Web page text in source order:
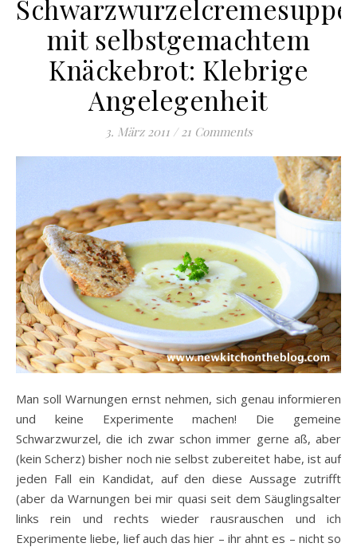
Schwarzwurzelcremesuppe
mit selbstgemachtem
Knäckebrot: Klebrige
Angelegenheit
3. März 2011 / 21 Comments
Man soll Warnungen ernst nehmen, sich genau informieren
und keine Experimente machen! Die gemeine
Schwarzwurzel, die ich zwar schon immer gerne aß, aber
(kein Scherz) bisher noch nie selbst zubereitet habe, ist auf
jeden Fall ein Kandidat, auf den diese Aussage zutrifft
(aber da Warnungen bei mir quasi seit dem Säuglingsalter
links rein und rechts wieder rausrauschen und ich
Experimente liebe, lief auch das hier – ihr ahnt es – nicht so